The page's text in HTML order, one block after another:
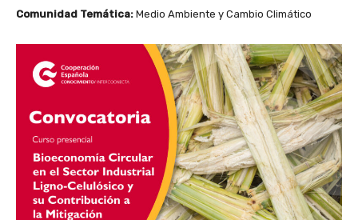
Comunidad Temática: Medio Ambiente y Cambio Climático